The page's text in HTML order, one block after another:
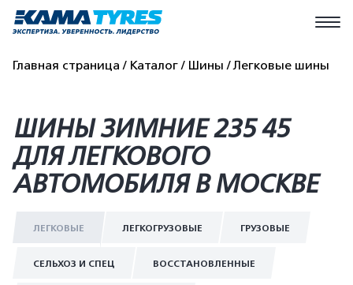
Главная страница Каталог Шины Легковые шины
ШИНЫ ЗИМНИЕ 235 45
ДЛЯ ЛЕГКОВОГО
АВТОМОБИЛЯ В МОСКВЕ
ЛЕГКОВЫЕ ЛЕГКОГРУЗОВЫЕ ГРУЗОВЫЕ
СЕЛЬХОЗ И СПЕЦ ВОССТАНОВЛЕННЫЕ